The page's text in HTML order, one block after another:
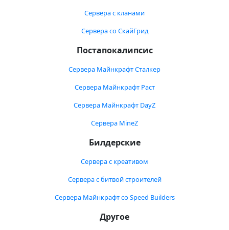
Сервера с кланами
Сервера со СкайГрид
Постапокалипсис
Сервера Майнкрафт Сталкер
Сервера Майнкрафт Раст
Сервера Майнкрафт DayZ
Сервера MineZ
Билдерские
Сервера с креативом
Сервера с битвой строителей
Сервера Майнкрафт со Speed Builders
Другое